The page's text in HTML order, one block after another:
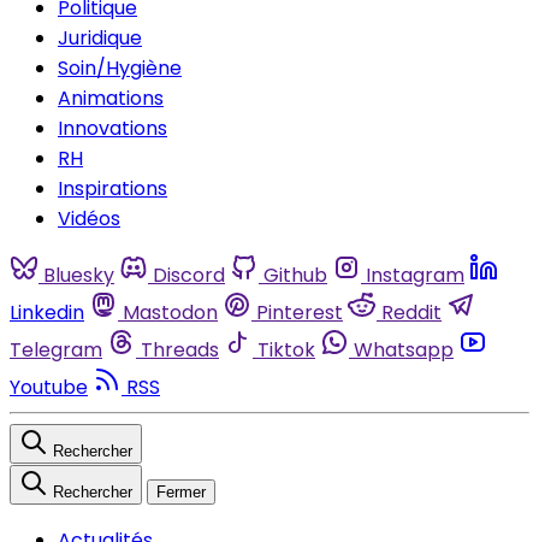
Politique
Juridique
Soin/Hygiène
Animations
Innovations
RH
Inspirations
Vidéos
Bluesky Discord Github
Instagram
Linkedin
Mastodon Pinterest
Reddit
Telegram
Threads Tiktok
Whatsapp
Youtube
RSS
Rechercher
Rechercher Fermer